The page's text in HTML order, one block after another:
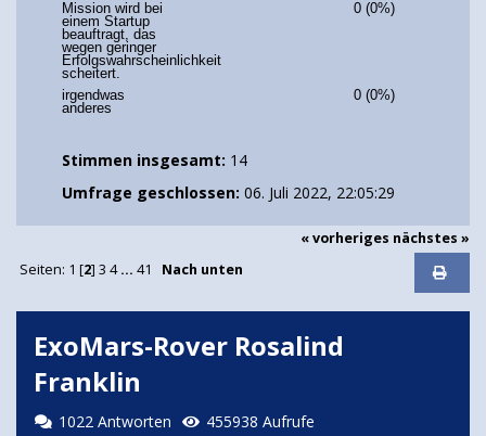
Mission wird bei
einem Startup
beauftragt, das
wegen geringer
Erfolgswahrscheinlichkeit
scheitert.
0 (0%)
irgendwas
anderes
0 (0%)
Stimmen insgesamt: 14
Umfrage geschlossen: 06. Juli 2022, 22:05:29
« vorheriges nächstes »
Seiten: 1 [2] 3 4 ... 41 Nach unten
ExoMars-Rover Rosalind
Franklin
1022 Antworten 455938 Aufrufe